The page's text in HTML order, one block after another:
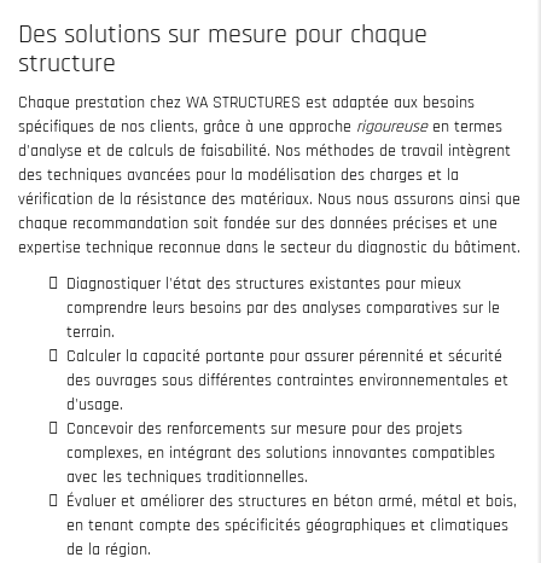
Des solutions sur mesure pour chaque
structure
Chaque prestation chez WA STRUCTURES est adaptée aux besoins
spécifiques de nos clients, grâce à une approche rigoureuseen termes
d'analyse et de calculs de faisabilité. Nos méthodes de travail intègrent
des techniques avancées pour la modélisation des charges et la
vérification de la résistance des matériaux. Nous nous assurons ainsi que
chaque recommandation soit fondée sur des données précises et une
expertise technique reconnue dans le secteur du diagnostic du bâtiment.
Diagnostiquer l'état des structures existantes pour mieux
comprendre leurs besoins par des analyses comparatives sur le
terrain.
Calculer la capacité portante pour assurer pérennité et sécurité
des ouvrages sous différentes contraintes environnementales et
d'usage.
Concevoir des renforcements sur mesure pour des projets
complexes, en intégrant des solutions innovantes compatibles
avec les techniques traditionnelles.
Évaluer et améliorer des structures en béton armé, métal et bois,
en tenant compte des spécificités géographiques et climatiques
de la région.